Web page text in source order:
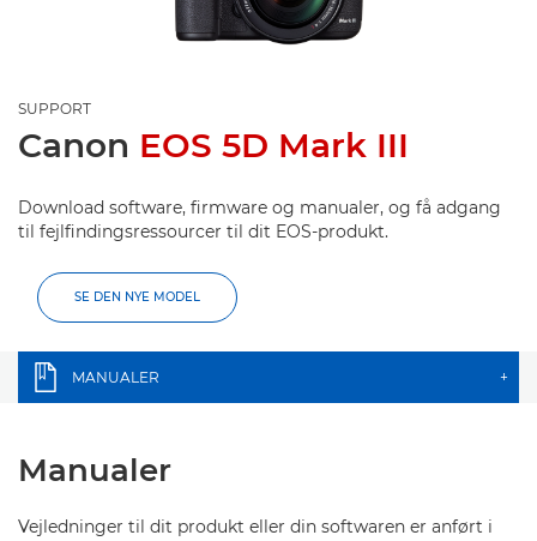
SUPPORT
Canon EOS 5D Mark III
Download software, firmware og manualer, og få adgang
til fejlfindingsressourcer til dit EOS-produkt.
SE DEN NYE MODEL
MANUALER +
Manualer
Vejledninger til dit produkt eller din softwaren er anført i